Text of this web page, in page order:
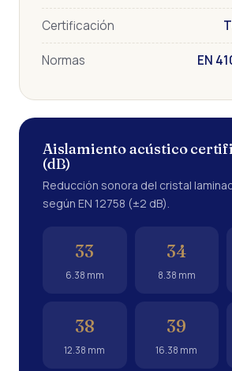
Certificación
Normas EN
Aislamiento acústico
(dB)
Reducción sonora del cristal
según EN 12758 (±2 dB).
33
6.38 mm
34
8.38 mm
38
12.38 mm
39
16.38 mm